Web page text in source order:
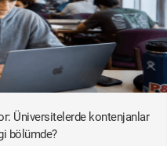
Üniversitelerde kontenjanlar
bölümde?